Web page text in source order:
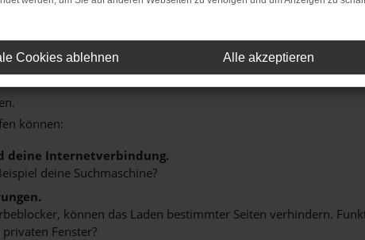
können:
deine Internetverbindung.
deine Suchmaschine?
können das Laden bestimmter Seiten verhindern.
Fenster?
Cookies ablehnen Alle akzeptieren